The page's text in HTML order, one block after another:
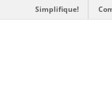
Simplifique!